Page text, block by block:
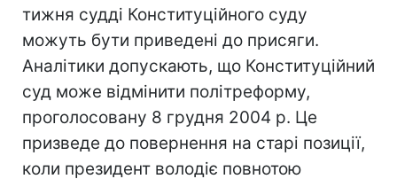
тижня судді Конституційного суду
можуть бути приведені до присяги.
Аналітики допускають, що Конституційний
суд може відмінити політреформу,
проголосовану 8 грудня 2004 р. Це
призведе до повернення на старі позиції,
коли президент володіє повнотою